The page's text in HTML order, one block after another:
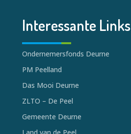
Interessante Links
Ondernemersfonds Deurne
PM Peelland
Das Mooi Deurne
ZLTO – De Peel
Gemeente Deurne